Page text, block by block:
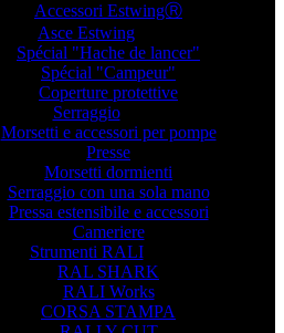
Accessori EstwingⓇ
Asce Estwing
Spécial "Hache de lancer"
Spécial "Campeur"
Coperture protettive
Serraggio
Morsetti e accessori per pompe
Presse
Morsetti dormienti
Serraggio con una sola mano
Pressa estensibile e accessori
Cameriere
Strumenti RALI
RAL SHARK
RALI Works
CORSA STAMPA